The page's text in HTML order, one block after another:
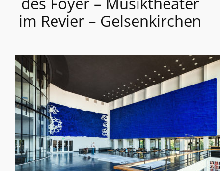
im Revier – Gelsenkirchen